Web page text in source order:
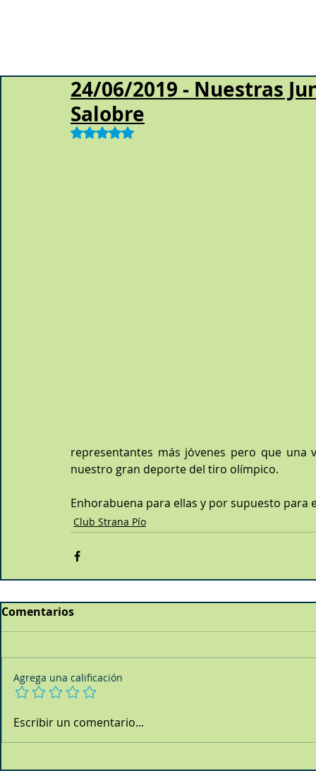
24/06/2019 - Nuestras
Salobre
Obtuvo NaN de 5 estrellas.
representantes más jóvenes pero que una
nuestro gran deporte del tiro olímpico.
Enhorabuena para ellas y por supuesto para
Club Strana Pío
Comentarios
Agrega una calificación
Escribir un comentario...